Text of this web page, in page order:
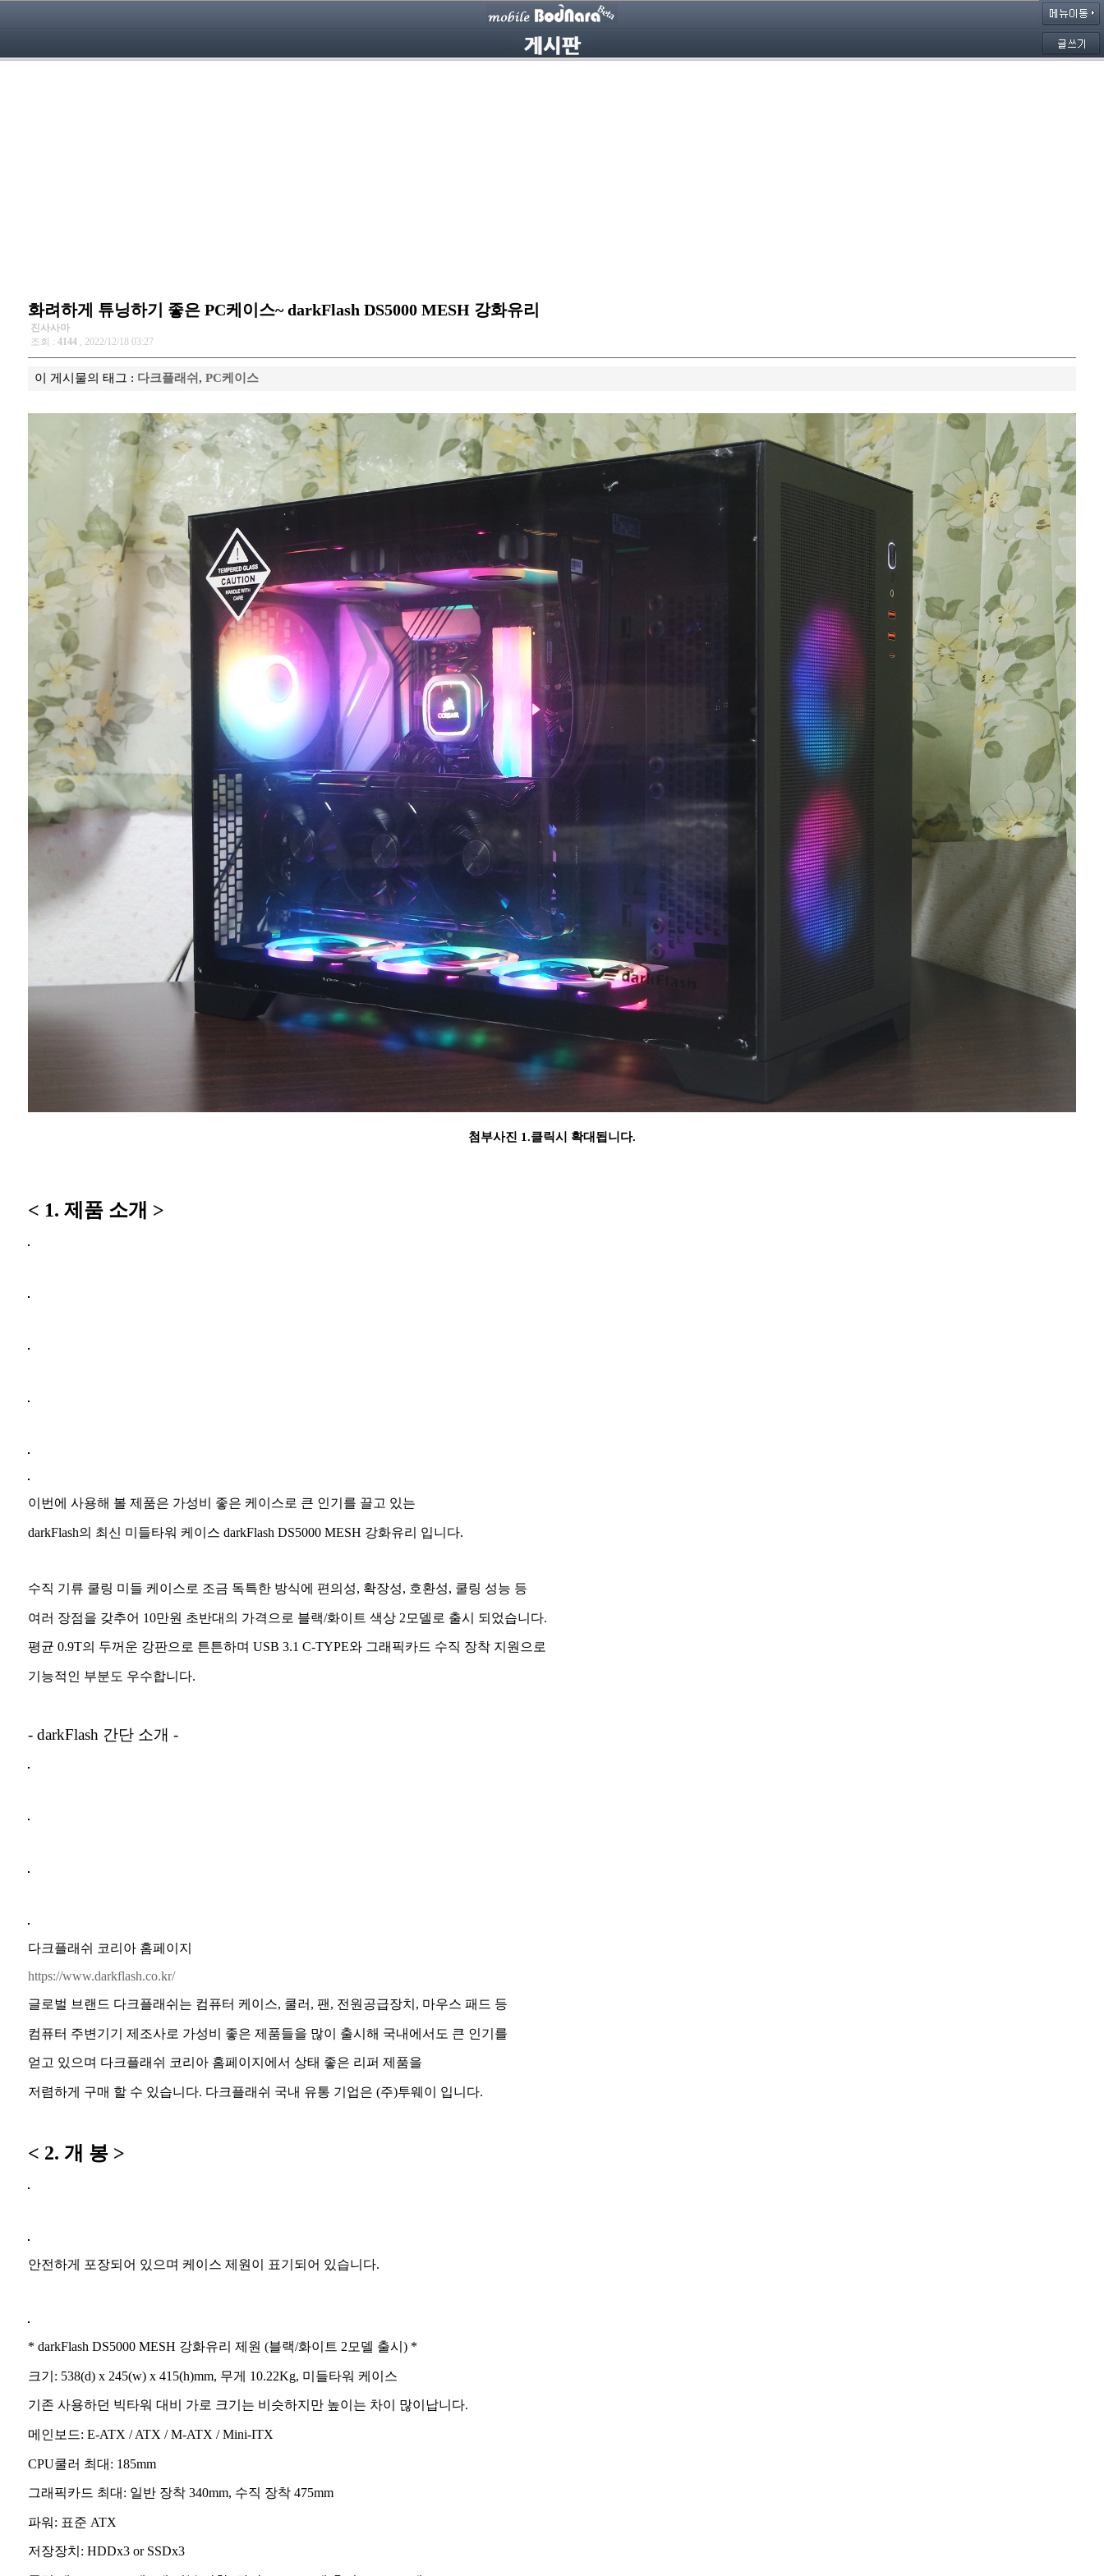
화려하게 튜닝하기 좋은 PC케이스~ darkFlash DS5000 MESH 강화유리
진사사마
조회 : 4144 , 2022/12/18 03:27
이 게시물의 태그 : 다크플래쉬 , PC케이스
첨부사진 1.클릭시 확대됩니다.
< 1. 제품 소개 >
이번에 사용해 볼 제품은 가성비 좋은 케이스로 큰 인기를 끌고 있는
darkFlash의 최신 미들타워 케이스 darkFlash DS5000 MESH 강화유리 입니다.
수직 기류 쿨링 미들 케이스로 조금 독특한 방식에 편의성, 확장성, 호환성, 쿨링 성능 등
여러 장점을 갖추어 10만원 초반대의 가격으로 블랙/화이트 색상 2모델로 출시 되었습니다.
평균 0.9T의 두꺼운 강판으로 튼튼하며 USB 3.1 C-TYPE와 그래픽카드 수직 장착 지원으로
기능적인 부분도 우수합니다.
- darkFlash 간단 소개 -
다크플래쉬 코리아 홈페이지
https://www.darkflash.co.kr/
글로벌 브랜드 다크플래쉬는 컴퓨터 케이스, 쿨러, 팬, 전원공급장치, 마우스 패드 등
컴퓨터 주변기기 제조사로 가성비 좋은 제품들을 많이 출시해 국내에서도 큰 인기를
얻고 있으며 다크플래쉬 코리아 홈페이지에서 상태 좋은 리퍼 제품을
저렴하게 구매 할 수 있습니다. 다크플래쉬 국내 유통 기업은 (주)투웨이 입니다.
< 2. 개 봉 >
안전하게 포장되어 있으며 케이스 제원이 표기되어 있습니다.
* darkFlash DS5000 MESH 강화유리 제원 (블랙/화이트 2모델 출시) *
크기: 538(d) x 245(w) x 415(h)mm, 무게 10.22Kg, 미들타워 케이스
기존 사용하던 빅타워 대비 가로 크기는 비슷하지만 높이는 차이 많이납니다.
메인보드: E-ATX / ATX / M-ATX / Mini-ITX
CPU쿨러 최대: 185mm
그래픽카드 최대: 일반 장착 340mm, 수직 장착 475mm
파워: 표준 ATX
저장장치: HDDx3 or SSDx3